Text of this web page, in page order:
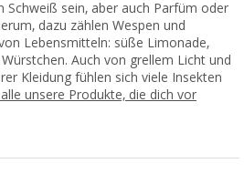
Schweiß sein, aber auch Parfüm oder
dazu zählen Wespen und
Lebensmitteln: süße Limonade,
Auch von grellem Licht und
Kleidung fühlen sich viele Insekten
unsere Produkte, die dich vor